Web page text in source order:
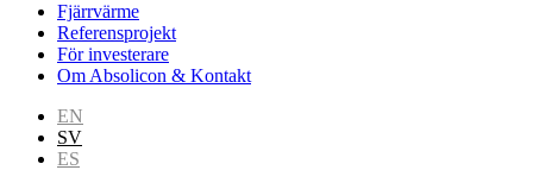
Fjärrvärme
Referensprojekt
För investerare
Om Absolicon & Kontakt
EN
SV
ES